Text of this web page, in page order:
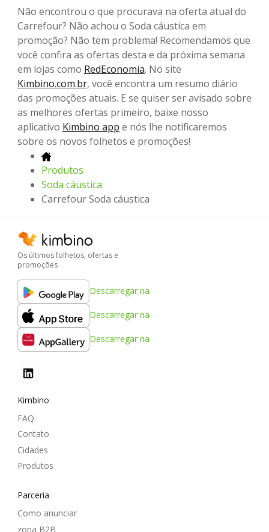
Não encontrou o que procurava na oferta atual do
Carrefour? Não achou o Soda cáustica em
promoção? Não tem problema! Recomendamos que
você confira as ofertas desta e da próxima semana
em lojas como RedEconomia. No site
Kimbino.com.br, você encontra um resumo diário
das promoções atuais. E se quiser ser avisado sobre
as melhores ofertas primeiro, baixe nosso
aplicativo Kimbino app e nós lhe notificaremos
sobre os novos folhetos e promoções!
Produtos
Soda cáustica
Carrefour Soda cáustica
Os últimos folhetos, ofertas e
promoções
Descarregar na
Descarregar na
Descarregar na
Kimbino
FAQ
Contato
Cidades
Produtos
Parceria
Como anunciar
zona B2B